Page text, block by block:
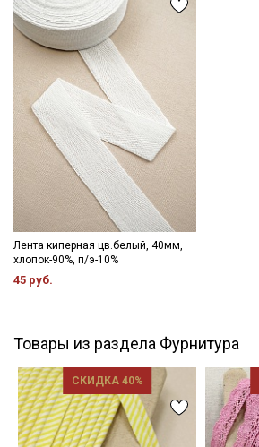
Лента киперная цв.белый, 40мм,
хлопок-90%, п/э-10%
45 руб.
Товары из раздела Фурнитура
СКИДКА 40%